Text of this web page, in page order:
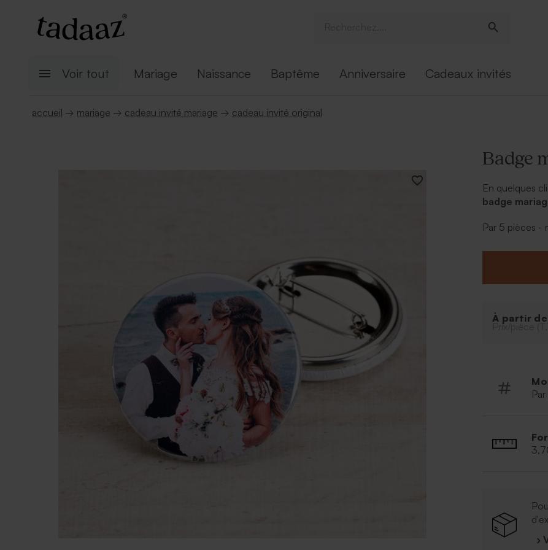
Voir tout Mariage Naissance Baptême Anniversaire Cadeaux invités
accueil → mariage → cadeau invité mariage → cadeau invité original
Badge
En quelques
badge
Par 5 pièces -
À partir de
Prix/pièce
›